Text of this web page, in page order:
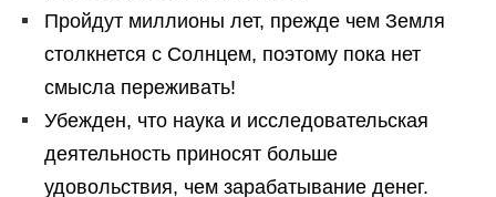
Пройдут миллионы лет, прежде чем Земля
столкнется с Солнцем, поэтому пока нет
смысла переживать!
Убежден, что наука и исследовательская
деятельность приносят больше
удовольствия, чем зарабатывание денег.